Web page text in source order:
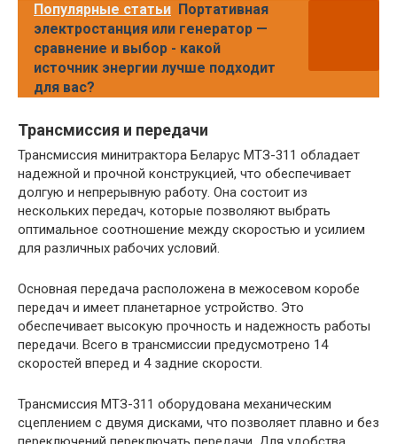
Популярные статьи Портативная
электростанция или генератор —
сравнение и выбор - какой
источник энергии лучше подходит
для вас?
Трансмиссия и передачи
Трансмиссия минитрактора Беларус МТЗ-311 обладает
надежной и прочной конструкцией, что обеспечивает
долгую и непрерывную работу. Она состоит из
нескольких передач, которые позволяют выбрать
оптимальное соотношение между скоростью и усилием
для различных рабочих условий.
Основная передача расположена в межосевом коробе
передач и имеет планетарное устройство. Это
обеспечивает высокую прочность и надежность работы
передачи. Всего в трансмиссии предусмотрено 14
скоростей вперед и 4 задние скорости.
Трансмиссия МТЗ-311 оборудована механическим
сцеплением с двумя дисками, что позволяет плавно и без